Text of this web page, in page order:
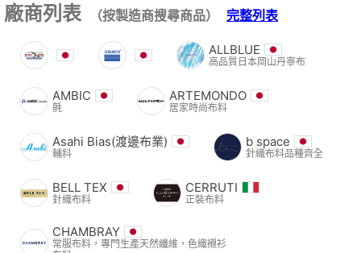
廠商列表 （按製造商搜尋商品） 完整列表
ALLBLUE
高品質日本岡山丹寧布
AMBIC
氈
ARTEMONDO
居家時尚布料
Asahi Bias(渡邊布業)
輔料
b space
針織布料品種齊全
BELL TEX
針織布料
CERRUTI
正裝布料
CHAMBRAY
常服布料，專門生產天然纖維，色織襯衫